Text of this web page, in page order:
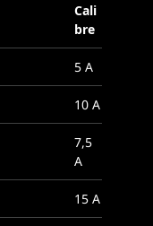
Cali
bre
5 A
10 A
7,5
A
15 A